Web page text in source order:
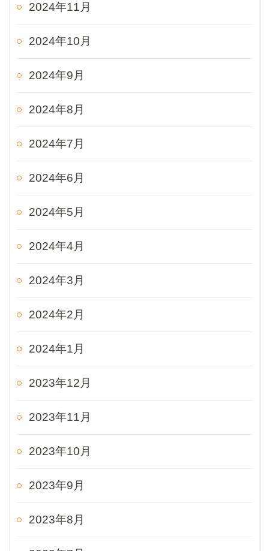
2024年11月
2024年10月
2024年9月
2024年8月
2024年7月
2024年6月
2024年5月
2024年4月
2024年3月
2024年2月
2024年1月
2023年12月
2023年11月
2023年10月
2023年9月
2023年8月